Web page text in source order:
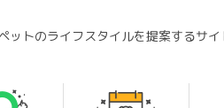
ットのライフスタイルを提案するサイ